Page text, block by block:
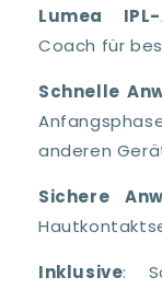
Lumea IPL-
Coach für
Schnelle
anderen
Sichere
Inklusive: